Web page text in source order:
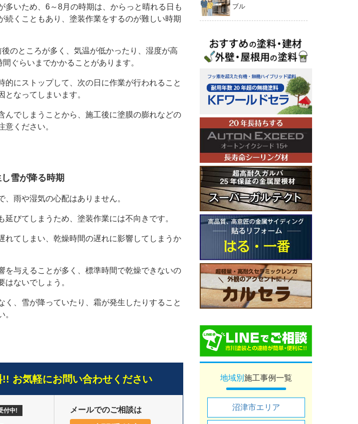
多いため、6～8月の時期は、からっと晴れる日も
続くこともあり、塗装作業をするのが難しい時期
のところが多く、気温が低かったり、湿度が高
ぐらいまでかかることがあります。
的にストップして、次の日に作業が行われること
なってしまいます。
んでしまうことから、施工後に塗膜の膨れなどの
意ください。
雪が降る時期
雨や湿気の心配はありません。
びてしまうため、塗装作業には不向きです。
れてしまい、乾燥時間の遅れに影響してしまうか
を与えることが多く、標準時間で乾燥できないの
ないでしょう。
く、雪が降っていたり、霜が発生したりすること
。
お気軽にお問い合わせください
付中! メールでのご相談は
ブル
地域別 施工事例一覧
沼津市エリア